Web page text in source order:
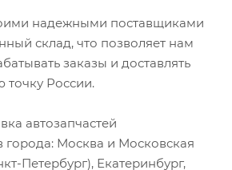
надежными поставщиками
склад, что позволяет нам
заказы и доставлять
точку России.
автозапчастей
города: Москва и Московская
Петербург), Екатеринбург,